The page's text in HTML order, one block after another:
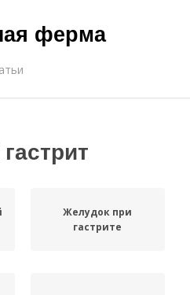
ферма
Желудок при
гастрите